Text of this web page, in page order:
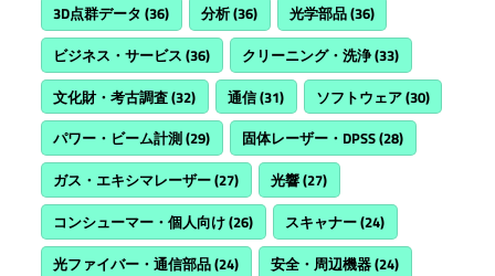
3D点群データ (36) 分析(36) 光学部品(36)
ビジネス・サービス (36) クリーニング・洗浄(33)
文化財・考古調査(32) 通信(31) ソフトウェア(30)
パワー・ビーム計測(29) 固体レーザー・DPSS(28)
ガス・エキシマレーザー(27) 光響(27)
コンシューマー・個人向け(26) スキャナー(24)
光ファイバー・通信部品(24) 安全・周辺機器(24)